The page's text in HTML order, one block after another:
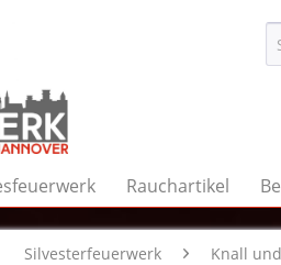
Rauchartikel
Silvesterfeuerwerk Knall